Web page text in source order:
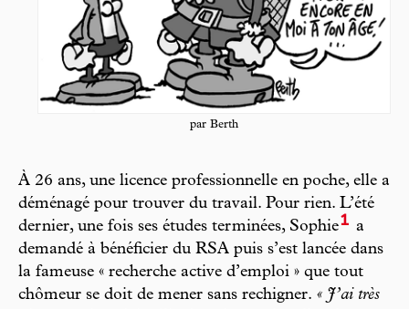
par Berth
À 26 ans, une licence professionnelle en poche, elle a
déménagé pour trouver du travail. Pour rien. L’été
dernier, une fois ses études terminées, Sophie1 a
demandé à bénéficier du RSA puis s’est lancée dans
la fameuse « recherche active d’emploi » que tout
chômeur se doit de mener sans rechigner. « J’ai très